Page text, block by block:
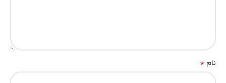
نام *